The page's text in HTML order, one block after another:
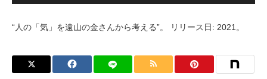
プ
ー
“人の「気」を遠山の金さんから考える”。 リリース日: 2021。